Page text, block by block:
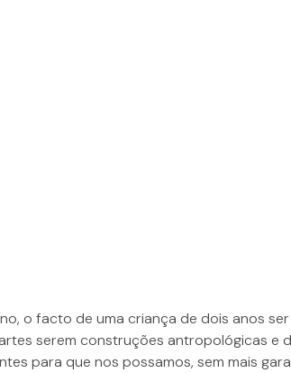
o facto de uma criança de dois anos
serem construções antropológicas e
para que nos possamos, sem mais